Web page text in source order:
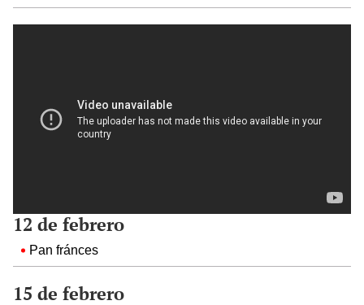
12 de febrero
Pan fránces
15 de febrero